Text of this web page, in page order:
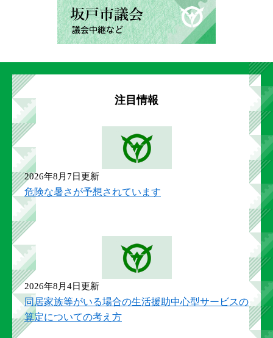
注目情報
2026年8月7日更新
危険な暑さが予想されています
2026年8月4日更新
同居家族等がいる場合の生活援助中心型サービスの
算定についての考え方